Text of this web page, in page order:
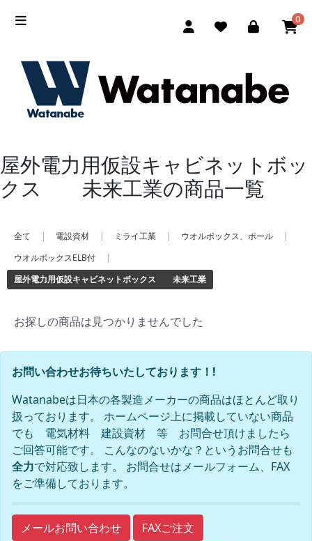
0
屋外電力用仮設キャビネットボッ
クス 未来工業の商品一覧
全て | 電設資材 | ミライ工業 | ウオルボックス、ポール
|
ウオルボックスELB付
|
屋外電力用仮設キャビネットボックス 未来工業
お探しの商品は見つかりませんでした
お問い合わせお待ちいたしております！!
Watanabeは日本の各製造メーカーの商品はほとんど取り
扱っております。 ホームページ上に掲載していない商品
でも 電気材料 建設資材 等 お問合せ頂けましたら
ご回答可能です。 こんなのないかな？というお問合せも
全力で対応致します。 お問合せはメールフォーム、FAX
をご準備しております。
メールお問い合わせ
FAXご注文